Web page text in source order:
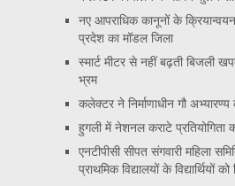
नए आपराधिक कानूनों के
प्रदेश का मॉडल जिला
स्मार्ट मीटर से नहीं बढ़ती बिजली
भ्रम
कलेक्टर ने निर्माणाधीन गौ अभ्यारण्य
हुगली में नेशनल कराटे प्रतियोगिता
एनटीपीसी सीपत संगवारी महिला
प्राथमिक विद्यालयों के विद्यार्थियों